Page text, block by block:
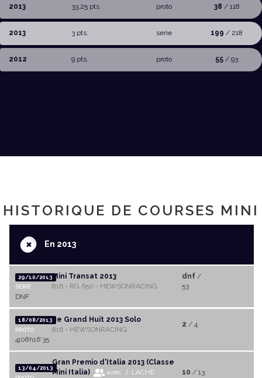
2013 33,25 pts. proto 38 / 118
2013 3 pts. serie 199 / 218
2012 9 pts. proto 55 / 93
HISTORIQUE DE COURSES MINI
+En 2013
29/10/2013
SERIE
Mini Transat 2013
816 - RG 650 - HEWSONRACING
dnf/
53
DNF
18/08/2013
PROTO
Le Grand Huit 2013 Solo
816 - HEWSONRACING
2 / 4
4j08h16'35
13/04/2013
Gran Premio d'Italia 2013 (Classe
Mini Italia)
avec J. LACHE
10 / 13